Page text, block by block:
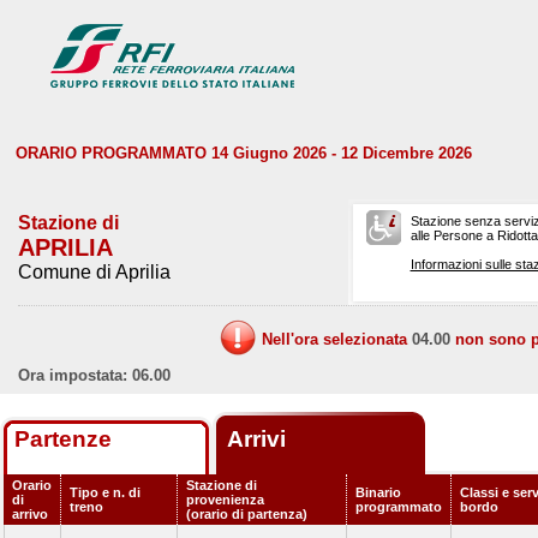
ORARIO PROGRAMMATO 14 Giugno 2026 - 12 Dicembre 2026
Stazione di
APRILIA
Comune di Aprilia
Stazione senza
alle Persone a
Informazioni sulle
Nell'ora selezionata 04.00 non sono
Ora impostata: 06.00
Partenze Arrivi
Orario
di
arrivo
Tipo e n. di
treno
Stazione di
provenienza
(orario di partenza)
Binario
programmato
Classi e
bordo